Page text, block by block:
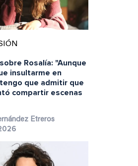
Rosalía: "Aunque
insultarme en
que admitir que
compartir escenas
Etreros